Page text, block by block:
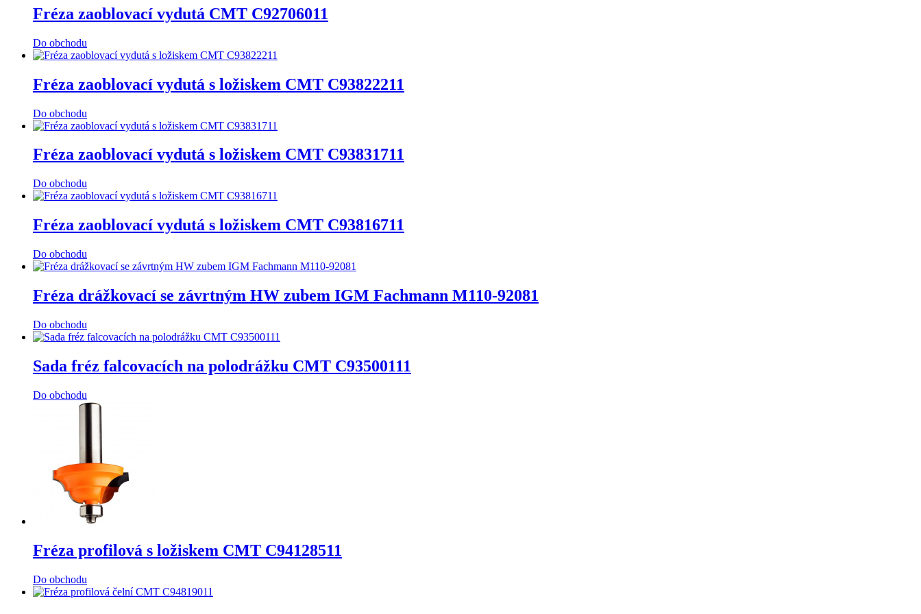
Fréza zaoblovací vydutá CMT C92706011
Do obchodu
Fréza zaoblovací vydutá s ložiskem CMT C93822211
Do obchodu
Fréza zaoblovací vydutá s ložiskem CMT C93831711
Do obchodu
Fréza zaoblovací vydutá s ložiskem CMT C93816711
Do obchodu
Fréza drážkovací se závrtným HW zubem IGM Fachmann M110-92081
Do obchodu
Sada fréz falcovacích na polodrážku CMT C93500111
Do obchodu
Fréza profilová s ložiskem CMT C94128511
Do obchodu